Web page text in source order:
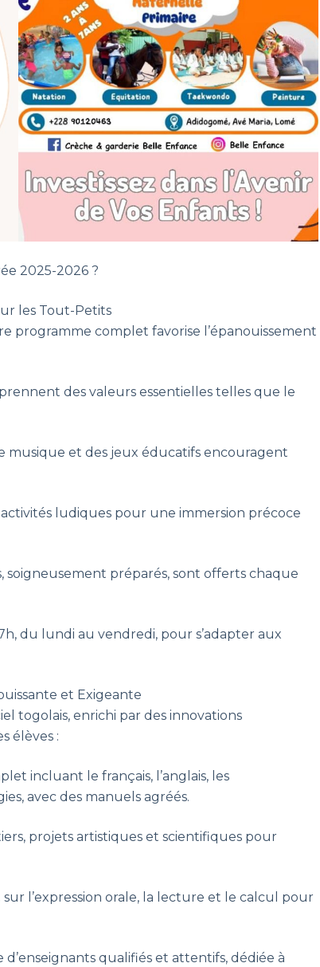
2025-2026 ?
les Tout-Petits
programme complet favorise l’épanouissement
des valeurs essentielles telles que le
musique et des jeux éducatifs encouragent
activités ludiques pour une immersion précoce
soigneusement préparés, sont offerts chaque
du lundi au vendredi, pour s’adapter aux
et Exigeante
togolais, enrichi par des innovations
élèves :
incluant le français, l’anglais, les
avec des manuels agréés.
projets artistiques et scientifiques pour
l’expression orale, la lecture et le calcul pour
qualifiés et attentifs, dédiée à